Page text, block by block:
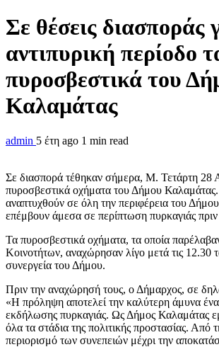
Σε θέσεις διασποράς
αντιπυρική περίοδο
πυροσβεστικά του
Καλαμάτας
admin 5 έτη ago 1 min read
Σε διασπορά τέθηκαν σήμερα, Μ. Τετάρτη 28
πυροσβεστικά οχήματα του Δήμου
αναπτυχθούν σε όλη την περιφέρεια του
επέμβουν άμεσα σε περίπτωση πυρκαγιάς πριν
Τα πυροσβεστικά οχήματα, τα οποία
Κοινοτήτων, αναχώρησαν λίγο μετά τις 12.30
συνεργεία του Δήμου.
Πριν την αναχώρησή τους, ο Δήμαρχος, σε
«Η πρόληψη αποτελεί την καλύτερη άμυνα
εκδήλωσης πυρκαγιάς. Ως Δήμος Καλαμάτας
όλα τα στάδια της πολιτικής προστασίας. Από
περιορισμό των συνεπειών μέχρι την